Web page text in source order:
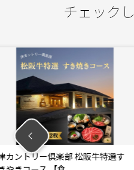
チェック
牛特選す
津カントリー